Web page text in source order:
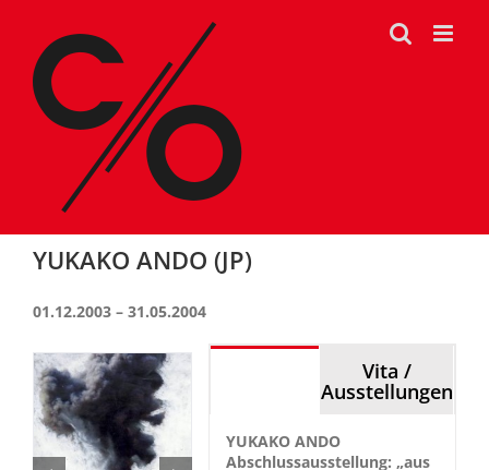
springen
YUKAKO ANDO (JP)
01.12.2003 – 31.05.2004
Vita /
Ausstellungen
YUKAKO ANDO
Abschlussausstellung: „aus